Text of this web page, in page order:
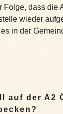
Folge, dass die
wieder
in der
auf der A2